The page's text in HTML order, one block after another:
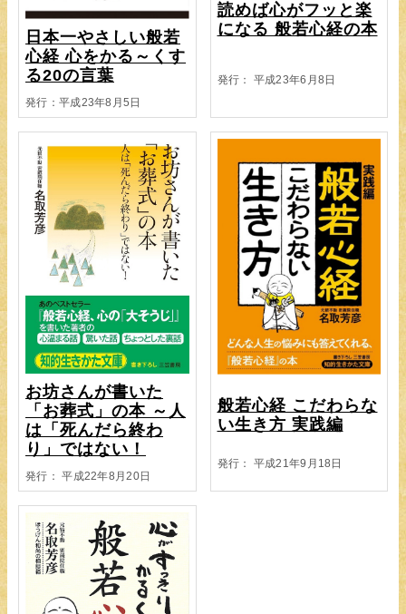
日本一やさしい般若
心経 心をかる～くす
る20の言葉
発行：平成23年8月5日
読めば心がフッと楽
になる 般若心経の本
発行： 平成23年6月8日
お坊さんが書いた
「お葬式」の本 ～人
は「死んだら終わ
り」ではない！
発行： 平成22年8月20日
般若心経 こだわらな
い生き方 実践編
発行： 平成21年9月18日